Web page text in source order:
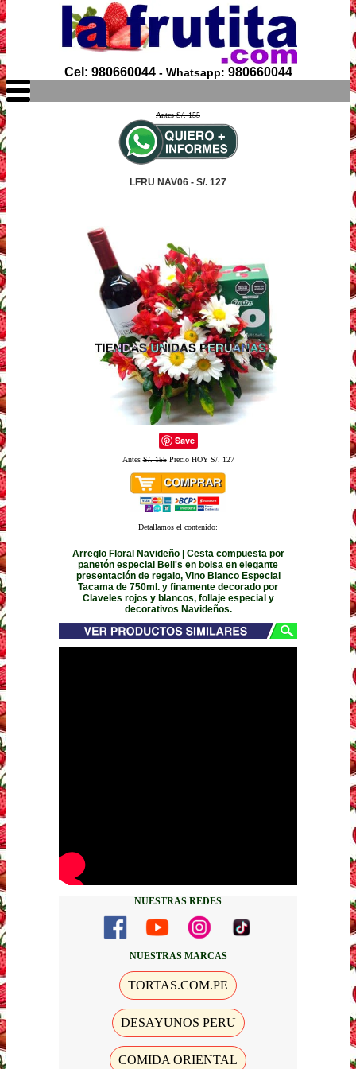
Cel: 980660044- Whatsapp: 980660044
Antes S/. 155
LFRU NAV06 - S/. 127
Save
AntesS/. 155Precio HOY S/. 127
Detallamos el contenido:
Arreglo Floral Navideño | Cesta compuesta por
panetón especial Bell's en bolsa en elegante
presentación de regalo, Vino Blanco Especial
Tacama de 750ml. y finamente decorado por
Claveles rojos y blancos, follaje especial y
decorativos Navideños.
NUESTRAS REDES
NUESTRAS MARCAS
TORTAS.COM.PE
DESAYUNOS PERU
COMIDA ORIENTAL